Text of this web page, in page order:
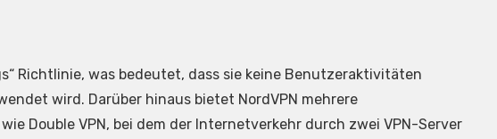
Richtlinie, was bedeutet, dass sie keine Benutzeraktivitäten
wird. Darüber hinaus bietet NordVPN mehrere
Double VPN, bei dem der Internetverkehr durch zwei VPN-Server